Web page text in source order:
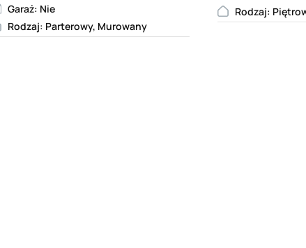
Garaż: Nie
Rodzaj: Parterowy, Murowany
Rodzaj: